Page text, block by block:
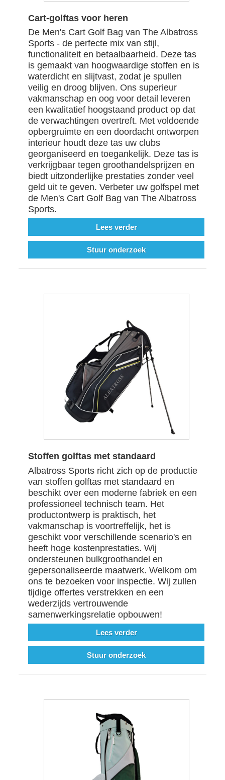
Cart-golftas voor heren
De Men's Cart Golf Bag van The Albatross
Sports - de perfecte mix van stijl,
functionaliteit en betaalbaarheid. Deze tas
is gemaakt van hoogwaardige stoffen en is
waterdicht en slijtvast, zodat je spullen
veilig en droog blijven. Ons superieur
vakmanschap en oog voor detail leveren
een kwalitatief hoogstaand product op dat
de verwachtingen overtreft. Met voldoende
opbergruimte en een doordacht ontworpen
interieur houdt deze tas uw clubs
georganiseerd en toegankelijk. Deze tas is
verkrijgbaar tegen groothandelsprijzen en
biedt uitzonderlijke prestaties zonder veel
geld uit te geven. Verbeter uw golfspel met
de Men's Cart Golf Bag van The Albatross
Sports.
Lees verder
Stuur onderzoek
Stoffen golftas met standaard
Albatross Sports richt zich op de productie
van stoffen golftas met standaard en
beschikt over een moderne fabriek en een
professioneel technisch team. Het
productontwerp is praktisch, het
vakmanschap is voortreffelijk, het is
geschikt voor verschillende scenario's en
heeft hoge kostenprestaties. Wij
ondersteunen bulkgroothandel en
gepersonaliseerde maatwerk. Welkom om
ons te bezoeken voor inspectie. Wij zullen
tijdige offertes verstrekken en een
wederzijds vertrouwende
samenwerkingsrelatie opbouwen!
Lees verder
Stuur onderzoek